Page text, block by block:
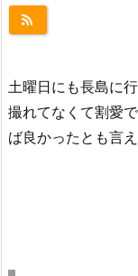
土曜日にも長島に
撮れてなくて割愛
ば良かったとも言え